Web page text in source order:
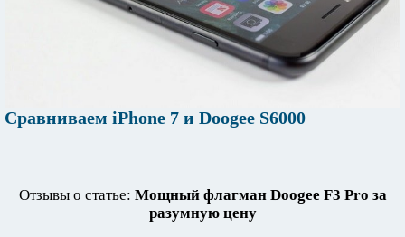
Сравниваем iPhone 7 и Doogee S6000
Отзывы о статье: Мощный флагман Doogee F3 Pro за
разумную цену